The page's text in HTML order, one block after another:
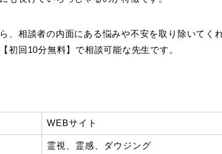
、相談者の内面にある悩みや不安を取り除いてく
初回10分無料】で相談可能な先生です。
WEBサイト
霊視、霊感、ダウジング